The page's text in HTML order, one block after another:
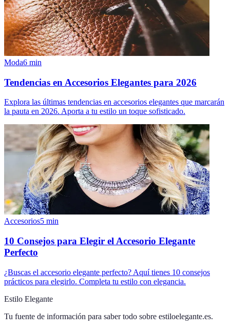
Moda6 min
Tendencias en Accesorios Elegantes para 2026
Explora las últimas tendencias en accesorios elegantes que marcarán
la pauta en 2026. Aporta a tu estilo un toque sofisticado.
Accesorios5 min
10 Consejos para Elegir el Accesorio Elegante
Perfecto
¿Buscas el accesorio elegante perfecto? Aquí tienes 10 consejos
prácticos para elegirlo. Completa tu estilo con elegancia.
Estilo Elegante
Tu fuente de información para saber todo sobre estiloelegante.es.